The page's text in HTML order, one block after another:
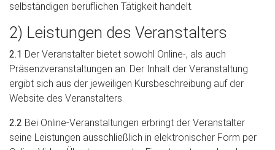
selbständigen beruflichen Tätigkeit handelt.
2) Leistungen des Veranstalters
2.1 Der Veranstalter bietet sowohl Online-, als auch
Präsenzveranstaltungen an. Der Inhalt der Veranstaltung
ergibt sich aus der jeweiligen Kursbeschreibung auf der
Website des Veranstalters.
2.2 Bei Online-Veranstaltungen erbringt der Veranstalter
seine Leistungen ausschließlich in elektronischer Form per